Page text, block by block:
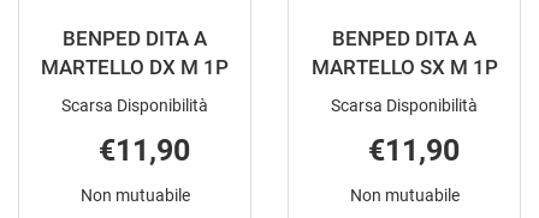
BENPED DITA A
MARTELLO DX M 1P
Scarsa Disponibilità
€11,90
Non mutuabile
BENPED DITA A
MARTELLO SX M 1P
Scarsa Disponibilità
€11,90
Non mutuabile